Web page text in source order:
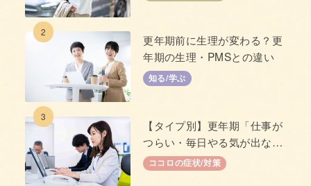
2
更年期前に生理が変わる？更
年期の生理・PMSとの違い
知る/学ぶ
3
【タイプ別】更年期「仕事が
つらい・毎日やる気が出な
い」原因と対策
ココロの症状/対策